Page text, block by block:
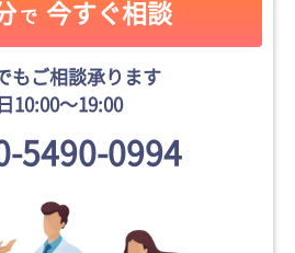
で 今すぐ相談
もご相談承ります
10:00〜19:00
5490-0994